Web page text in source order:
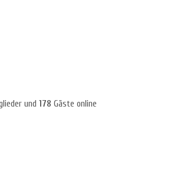
und 178 Gäste online